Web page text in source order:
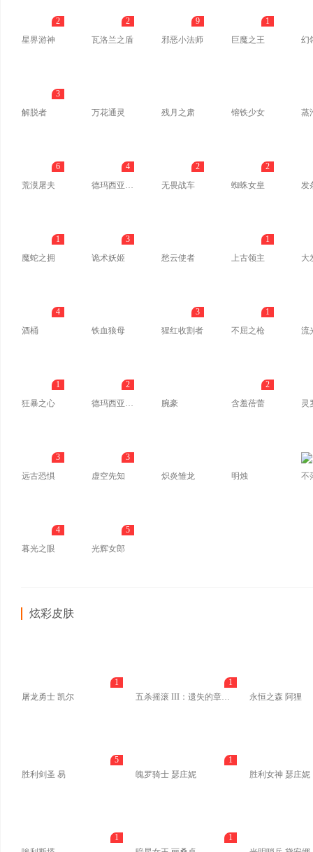
星界游神
2
瓦洛兰之盾
2
邪恶小法师
9
巨魔之王
1
幻
解脱者
3
万花通灵
残月之肃 镕铁少女 蒸
荒漠屠夫
6
德玛西亚皇子
4
无畏战车
2
蜘蛛女皇
2
发
魔蛇之拥
1
诡术妖姬
3
愁云使者
上古领主
1
大
酒桶
4
铁血狼母
猩红收割者
3
不屈之枪
1
流
狂暴之心
1
德玛西亚之力
2
腕豪
含羞蓓蕾
2
灵
远古恐惧
3
虚空先知
3
炽炎雏龙
明烛 不
暮光之眼
4
光辉女郎
5
炫彩皮肤
屠龙勇士 凯尔
1
五杀摇滚 III：遗失的章节 凯尔
1
永恒之森 阿狸
胜利剑圣 易
5
魄罗骑士 瑟庄妮
1
胜利女神 瑟庄妮
1
1